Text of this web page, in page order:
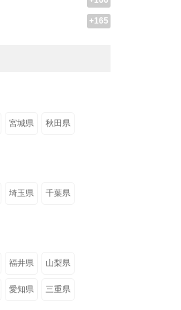
+165
宮城県 秋田県
埼玉県 千葉県
福井県 山梨県
愛知県 三重県